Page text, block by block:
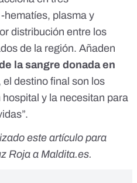
hematíes, plasma y
distribución entre los
de la región. Añaden
la sangre donada en
destino final son los
y la necesitan para
este artículo para
Roja a Maldita.es.